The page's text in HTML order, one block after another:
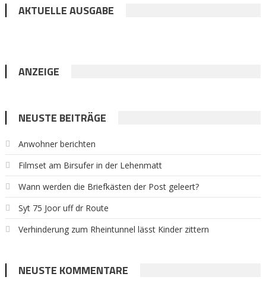
AKTUELLE AUSGABE
ANZEIGE
NEUSTE BEITRÄGE
Anwohner berichten
Filmset am Birsufer in der Lehenmatt
Wann werden die Briefkästen der Post geleert?
Syt 75 Joor uff dr Route
Verhinderung zum Rheintunnel lässt Kinder zittern
NEUSTE KOMMENTARE